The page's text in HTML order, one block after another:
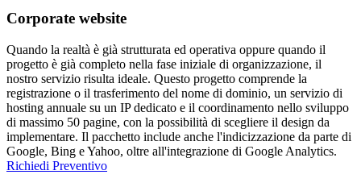
Corporate website
Quando la realtà è già strutturata ed operativa oppure quando il
progetto è già completo nella fase iniziale di organizzazione, il
nostro servizio risulta ideale. Questo progetto comprende la
registrazione o il trasferimento del nome di dominio, un servizio di
hosting annuale su un IP dedicato e il coordinamento nello sviluppo
di massimo 50 pagine, con la possibilità di scegliere il design da
implementare. Il pacchetto include anche l'indicizzazione da parte di
Google, Bing e Yahoo, oltre all'integrazione di Google Analytics.
Richiedi Preventivo